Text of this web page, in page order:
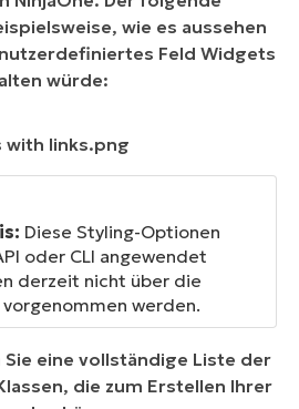
wie es aussehen
Feld Widgets
würde:
Diese Styling-Optionen
oder CLI angewendet
derzeit nicht über die
werden.
eine vollständige Liste der
die zum Erstellen Ihrer